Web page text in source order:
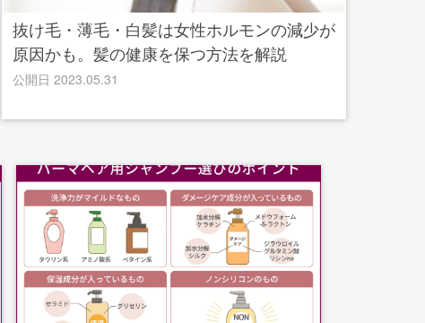
抜け⽑・薄⽑・⽩髪は女性ホルモンの減少が
原因かも。髪の健康を保つ方法を解説
公開日 2023.05.31